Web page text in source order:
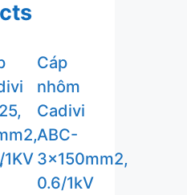
Cáp
nhôm
Cadivi
ABC-
3x150mm2,
0.6/1kV